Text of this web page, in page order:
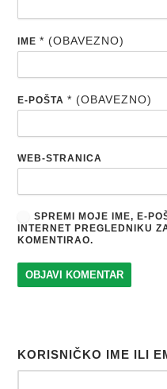
IME* (OBAVEZNO)
E-POŠTA* (OBAVEZNO)
WEB-STRANICA
SPREMI MOJE IME, E-
INTERNET PREGLEDNIKU
KOMENTIRAO.
KORISNIČKO IME ILI